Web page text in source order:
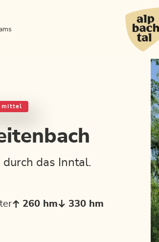
mittel
das Inntal.
260 hm 330 hm